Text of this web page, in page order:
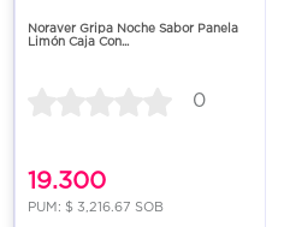
Noraver Gripa Noche Sabor Panela
Limón Caja Con...
0
19.300
PUM: $ 3,216.67 SOB